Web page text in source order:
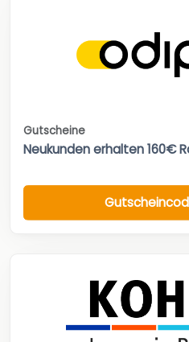
Gutscheine
Neukunden erhalten 160€